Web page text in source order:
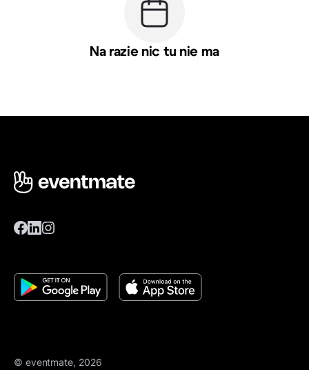
Na razie nic tu nie ma
© eventmate, 2026